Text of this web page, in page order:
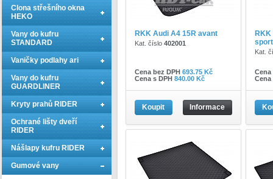
RKK Audi A4 15R avant
Kat. číslo 402001
Cena bez DPH 693.75 Kč
Cena s DPH 840.00 Kč
Koupit Informace
RKK
Kat.
Clona střešního okna
HEKO
Vany do kufru
STANDARD
Vaničky podlahy ari
Vany do kufru
GUARDLINER
Kryty prahů RIDER
Ochrané lišty dveří
RIDER
Nášlapy kufru RIDER
Gumové vany